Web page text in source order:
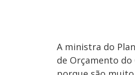
A ministra do
de Orçamento do